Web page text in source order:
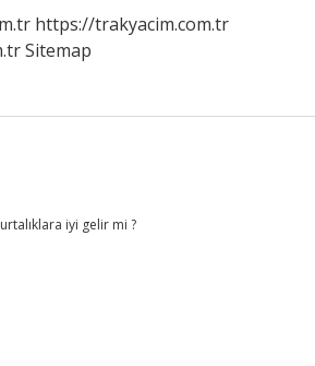
https://trakyacim.com.tr
Sitemap
iyi gelir mi ?